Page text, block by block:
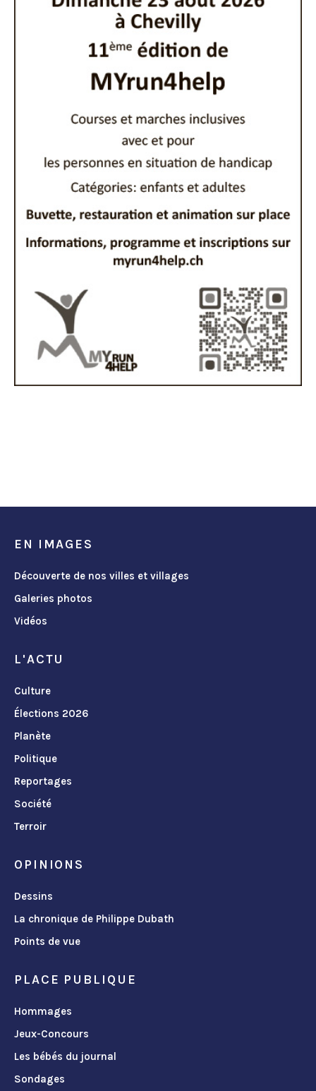
EN IMAGES
Découverte de nos villes et villages
Galeries photos
Vidéos
L'ACTU
Culture
Élections 2026
Planète
Politique
Reportages
Société
Terroir
OPINIONS
Dessins
La chronique de Philippe Dubath
Points de vue
PLACE PUBLIQUE
Hommages
Jeux-Concours
Les bébés du journal
Sondages